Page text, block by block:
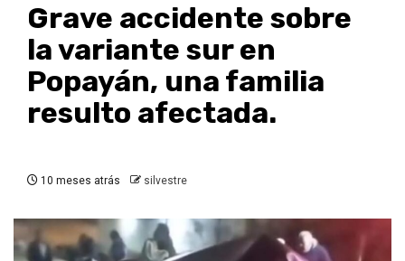
Grave accidente sobre
la variante sur en
Popayán, una familia
resulto afectada.
10 meses atrás silvestre